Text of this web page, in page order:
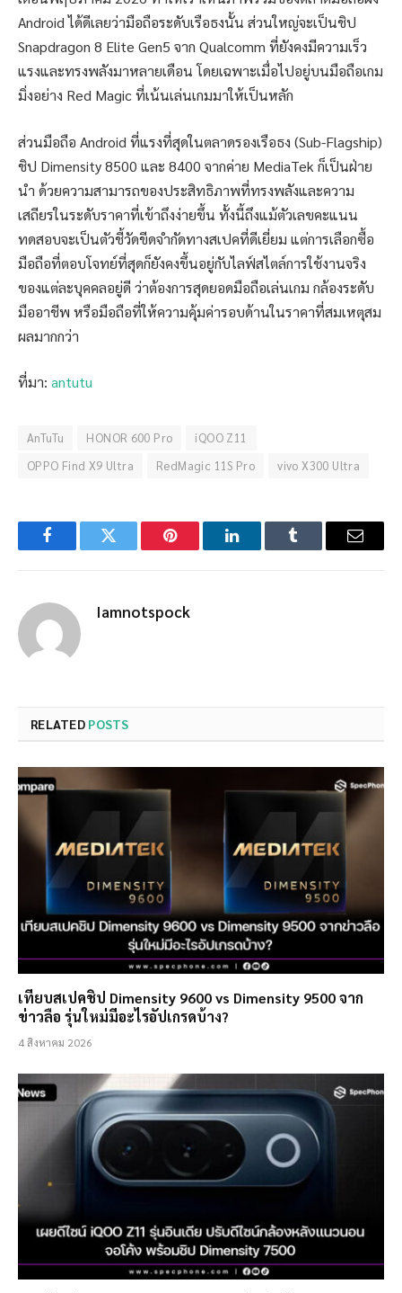
Android ได้ดีเลยว่ามือถือระดับเรือธงนั้น ส่วนใหญ่จะเป็นชิป
Snapdragon 8 Elite Gen5 จาก Qualcomm ที่ยังคงมีความเร็ว
แรงและทรงพลังมาหลายเดือน โดยเฉพาะเมื่อไปอยู่บนมือถือเกม
มิ่งอย่าง Red Magic ที่เน้นเล่นเกมมาให้เป็นหลัก
ส่วนมือถือ Android ที่แรงที่สุดในตลาดรองเรือธง (Sub-Flagship)
ชิป Dimensity 8500 และ 8400 จากค่าย MediaTek ก็เป็นฝ่าย
นำ ด้วยความสามารถของประสิทธิภาพที่ทรงพลังและความ
เสถียรในระดับราคาที่เข้าถึงง่ายขึ้น ทั้งนี้ถึงแม้ตัวเลขคะแนน
ทดสอบจะเป็นตัวชี้วัดขีดจำกัดทางสเปคที่ดีเยี่ยม แต่การเลือกซื้อ
มือถือที่ตอบโจทย์ที่สุดก็ยังคงขึ้นอยู่กับไลฟ์สไตล์การใช้งานจริง
ของแต่ละบุคคลอยู่ดี ว่าต้องการสุดยอดมือถือเล่นเกม กล้องระดับ
มืออาชีพ หรือมือถือที่ให้ความคุ้มค่ารอบด้านในราคาที่สมเหตุสม
ผลมากกว่า
ที่มา: antutu
AnTuTu HONOR 600 Pro
iQOO Z11
OPPO Find X9 Ultra
RedMagic 11S Pro vivo X300 Ultra
FacebookTwitter Pinterest LinkedInTumblr Email
Iamnotspock
RELATED POSTS
เทียบสเปคชิป Dimensity 9600 vs Dimensity 9500 จาก
ข่าวลือ รุ่นใหม่มีอะไรอัปเกรดบ้าง?
4 สิงหาคม 2026